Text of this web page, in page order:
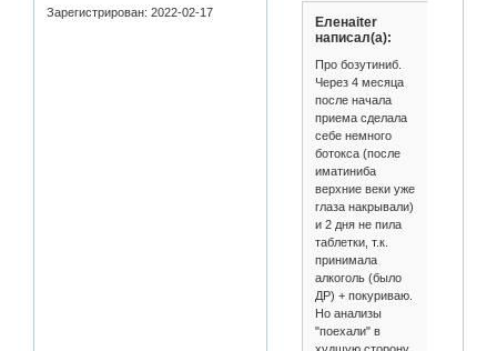
Зарегистрирован: 2022-02-17
Еленаiter
написал(а):
Про бозутиниб.
Через 4 месяца
после начала
приема сделала
себе немного
ботокса (после
иматиниба
верхние веки уже
глаза накрывали)
и 2 дня не пила
таблетки, т.к.
принимала
алкоголь (было
ДР) + покуриваю.
Но анализы
"поехали" в